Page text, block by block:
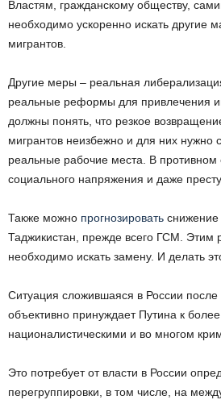
Властям, гражданскому обществу,
необходимо ускоренно искать другие
мигрантов.
Другие меры – реальная
реальные реформы для привлечения
должны понять, что резкое
мигрантов неизбежно и для них нужно
реальные рабочие места. В противном
социального напряжения и даже
Также можно прогнозировать снижение
Таджикистан, прежде всего ГСМ. Этим
необходимо искать замену. И делать
Ситуация сложившаяся в России после
объективно принуждает Путина к
националистическими и во многом
Это потребует от власти в России
перегруппировки, в том числе, на